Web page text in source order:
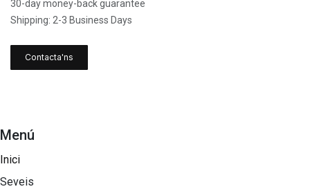
30-day money-back guarantee
Shipping: 2-3 Business Days
Contacta'ns
Menú
Inici
Seveis